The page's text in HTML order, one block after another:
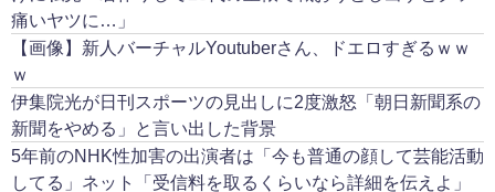
痛いヤツに…」
【画像】新人バーチャルYoutuberさん、ドエロすぎるｗｗ
ｗ
伊集院光が日刊スポーツの見出しに2度激怒「朝日新聞系の
新聞をやめる」と言い出した背景
5年前のNHK性加害の出演者は「今も普通の顔して芸能活動
してる」ネット「受信料を取るくらいなら詳細を伝えよ」